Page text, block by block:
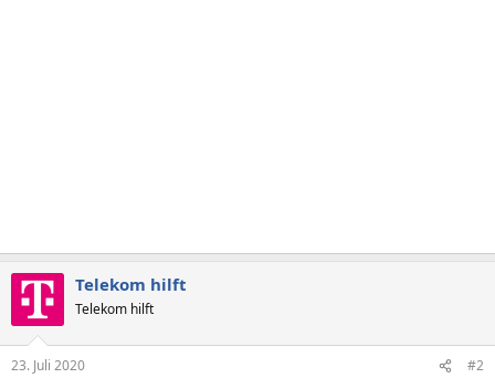
Telekom hilft
Telekom hilft
23. Juli 2020 #2